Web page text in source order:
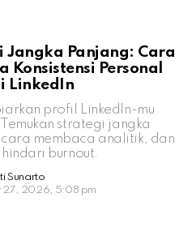
Jangka Panjang: Cara
Konsistensi Personal
LinkedIn
profil LinkedIn-mu
strategi jangka
membaca analitik, dan
burnout.
Sunarto
27, 2026, 5:08 pm